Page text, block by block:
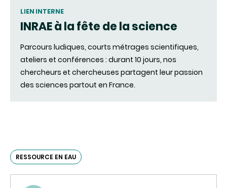
LIEN INTERNE
INRAE à la fête de la science
Parcours ludiques, courts métrages scientifiques,
ateliers et conférences : durant 10 jours, nos
chercheurs et chercheuses partagent leur passion
des sciences partout en France.
RESSOURCE EN EAU